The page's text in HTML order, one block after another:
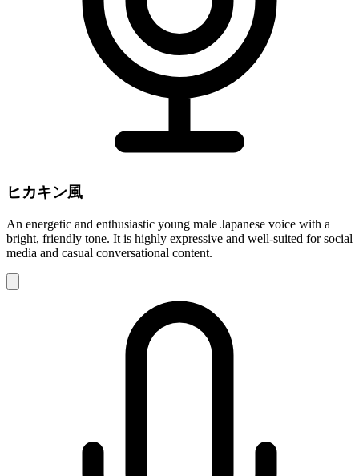
ヒカキン風
An energetic and enthusiastic young male Japanese voice with a
bright, friendly tone. It is highly expressive and well-suited for social
media and casual conversational content.